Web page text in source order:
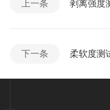
上一条 剥离强度
下一条 柔软度测